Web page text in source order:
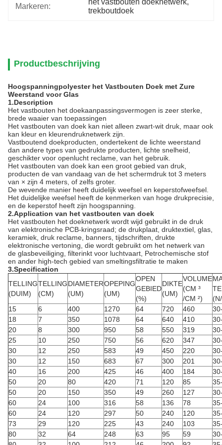
Markeren:
het vastbouten doeknetwerk,
trekboutdoek
Productbeschrijving
Hoogspanningpolyester het Vastbouten Doek met Zure
Weerstand voor Glas
1.Description
Het vastbouten het doekaanpassingsvermogen is zeer sterke,
brede waaier van toepassingen
Het vastbouten van doek kan niet alleen zwart-wit druk, maar ook
kan kleur en kleurendruknetwerk zijn.
Vastboutend doekproducten, ondertekent de lichte weerstand
dan andere types van gedrukte producten, lichte snelheid,
geschikter voor openlucht reclame, van het gebruik.
Het vastbouten van doek kan een groot gebied van druk,
producten de van vandaag van de het schermdruk tot 3 meters
van × zijn 4 meters, of zelfs groter.
De wevende manier heeft duidelijk weefsel en keperstofweefsel.
Het duidelijke weefsel heeft de kenmerken van hoge drukprecisie,
en de keperstof heeft zijn hoogspanning.
2.Application van het vastbouten van doek
Het vastbouten het doeknetwerk wordt wijd gebruikt in de druk
van elektronische PCB-kringsraad; de drukplaat, druktextiel, glas,
keramiek, druk reclame, banners, tijdschriften, drukte
elektronische vertoning, die wordt gebruikt om het netwerk van
de glasbeveiliging, filterinkt voor luchtvaart, Petrochemische stof
en ander high-tech gebied van smeltingsfiltratie te maken
3.Specification
TELLING
(DUIM)
TELLING
(CM)
DIAMETER
(UM)
OPEPING
(UM)
OPEN
GEBIED
(%)
DIKTE
(UM)
VOLUME
(CM ³
/CM ²)
15
6 400 1270 64 720 460
18
7 350 1078 64 640 410
20
8 300 950 58 550 319
25
10 250 750 56 620 347
30
12 250 583 49 450 220
30
12 150 683 67 300 201
40
16 200 425 46 400 184
50
20 80 420 71 120 85
50
20 150 350 49 260 127
60
24 100 316 58 136 78
60
24 120 297 50 240 120
73
29 120 225 43 240 103
80
32 64 248 63 95 59